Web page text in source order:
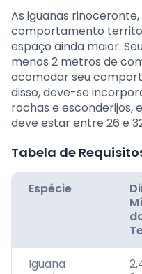
As iguanas
comportamento
espaço ainda maior.
menos 2 metros de
acomodar seu
disso, deve-se
rochas e
deve estar entre 26 e
Tabela de
Espécie
Iguana